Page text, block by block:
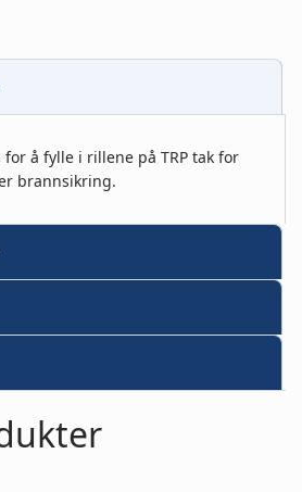
for å fylle i rillene på TRP tak for
brannsikring.